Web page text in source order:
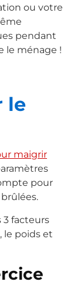
ou votre
pendant
le ménage !
le
maigrir
pour
3 facteurs
le poids et